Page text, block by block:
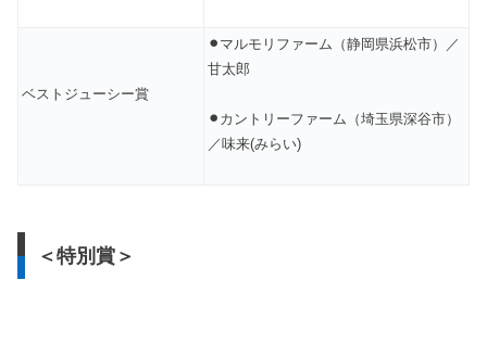
ベストジューシー賞
⚫︎ マルモリファーム（静岡県浜松市）／
甘太郎
⚫︎ カントリーファーム（埼玉県深谷市）
／味来(みらい)
＜特別賞＞